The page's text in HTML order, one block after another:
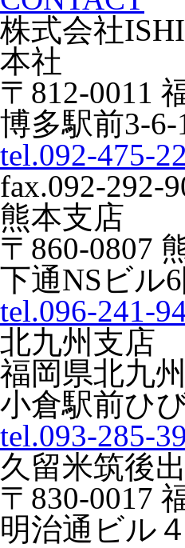
株式会社
本社
〒812-0011
博多駅前3-
tel.092-475-
fax.092-292-
熊本支店
〒860-0807
下通NSビル
tel.096-241-
北九州支店
福岡県北九
小倉駅前ひ
tel.093-285-
久留米筑後
〒830-0017
明治通ビル